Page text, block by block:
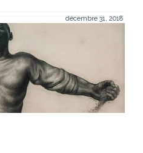
décembre 31, 2018